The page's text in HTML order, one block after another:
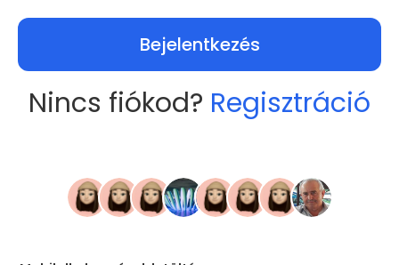
Bejelentkezés
Nincs fiókod? Regisztráció